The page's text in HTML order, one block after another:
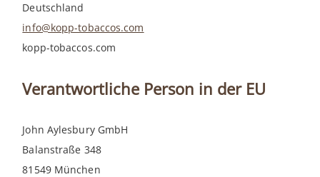
Deutschland
info@kopp-tobaccos.com
kopp-tobaccos.com
Verantwortliche Person in der EU
John Aylesbury GmbH
Balanstraße 348
81549 München